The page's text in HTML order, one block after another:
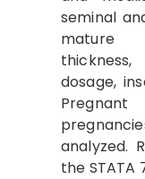
seminal
mature
dosage,
Pregnant
analyzed.
the STATA